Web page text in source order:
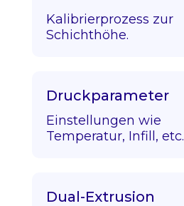
Kalibrierprozess zur
Schichthöhe.
Druckparameter
Einstellungen wie
Temperatur, Infill, etc.
Dual-Extrusion